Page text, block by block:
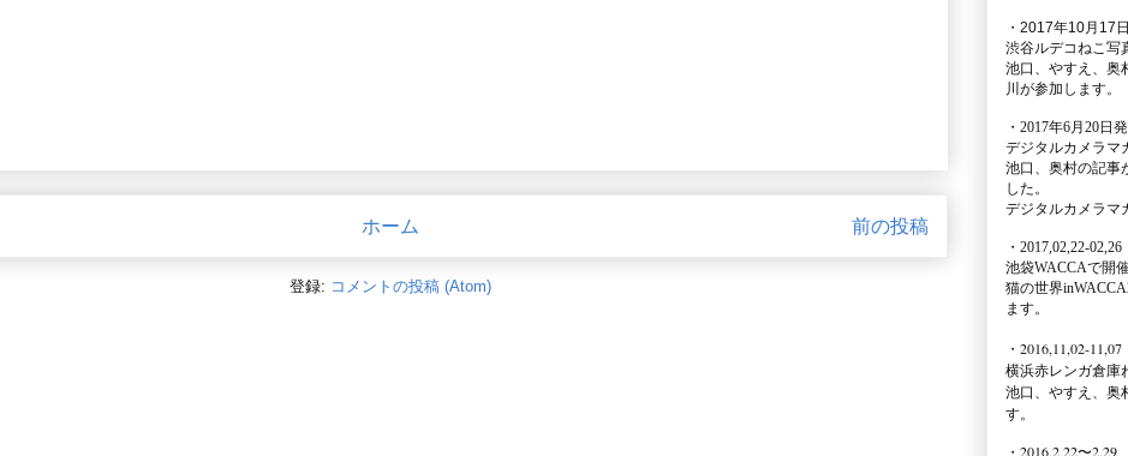
前の投稿
ホーム
登録: コメントの投稿 (Atom)
・2017年10月17
渋谷ルデコねこ写
池口、やすえ、奥
川が参加します。
・2017年6月20日
デジタルカメラマ
池口、奥村の記事
した。
デジタルカメラマ
・2017,02,22-02,26
池袋WACCAで開
猫の世界
ます。
・2016,11,02-11,07
横浜赤レンガ倉庫
池口、やすえ、奥
す。
・2016,2,22〜2,29